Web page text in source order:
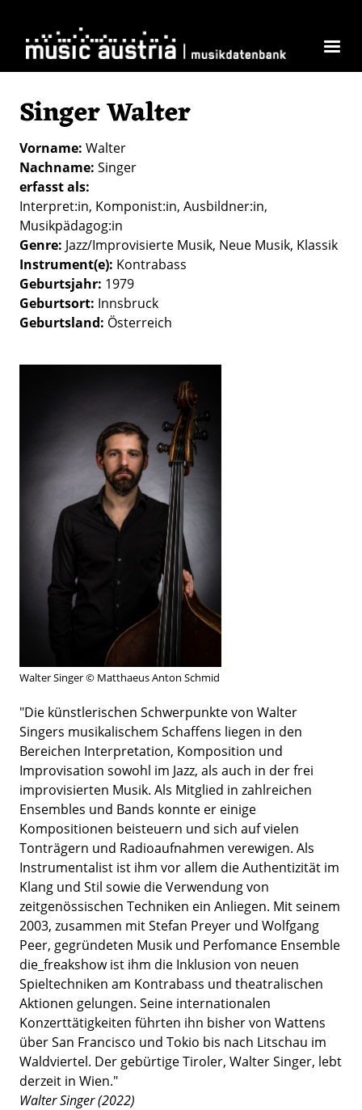
Singer Walter
Vorname Walter
Nachname Singer
erfasst als
Interpret:in Komponist:in Ausbildner:in
Musikpädagog:in
Genre Jazz/Improvisierte Musik Neue Musik Klassik
Instrument(e) Kontrabass
Geburtsjahr 1979
Geburtsort Innsbruck
Geburtsland Österreich
Walter Singer © Matthaeus Anton Schmid
"Die künstlerischen Schwerpunkte von Walter
Singers musikalischem Schaffens liegen in den
Bereichen Interpretation, Komposition und
Improvisation sowohl im Jazz, als auch in der frei
improvisierten Musik. Als Mitglied in zahlreichen
Ensembles und Bands konnte er einige
Kompositionen beisteuern und sich auf vielen
Tonträgern und Radioaufnahmen verewigen. Als
Instrumentalist ist ihm vor allem die Authentizität im
Klang und Stil sowie die Verwendung von
zeitgenössischen Techniken ein Anliegen. Mit seinem
2003, zusammen mit Stefan Preyer und Wolfgang
Peer, gegründeten Musik und Perfomance Ensemble
die_freakshow ist ihm die Inklusion von neuen
Spieltechniken am Kontrabass und theatralischen
Aktionen gelungen. Seine internationalen
Konzerttätigkeiten führten ihn bisher von Wattens
über San Francisco und Tokio bis nach Litschau im
Waldviertel. Der gebürtige Tiroler, Walter Singer, lebt
derzeit in Wien."
Walter Singer (2022)